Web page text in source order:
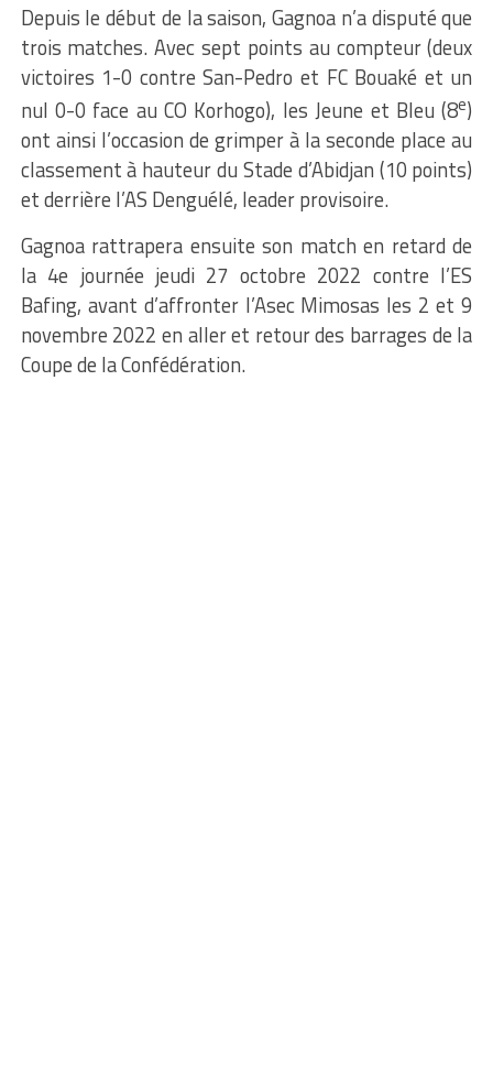
Depuis le début de la saison, Gagnoa n’a disputé que
trois matches. Avec sept points au compteur (deux
victoires 1-0 contre San-Pedro et FC Bouaké et un
nul 0-0 face au CO Korhogo), les Jeune et Bleu (8e)
ont ainsi l’occasion de grimper à la seconde place au
classement à hauteur du Stade d’Abidjan (10 points)
et derrière l’AS Denguélé, leader provisoire.
Gagnoa rattrapera ensuiteson match en retard de
la 4e journée jeudi 27 octobre 2022 contre l’ES
Bafing, avant d’affronter l’Asec Mimosas les 2 et 9
novembre 2022 en aller et retour des barrages de la
Coupe de la Confédération.